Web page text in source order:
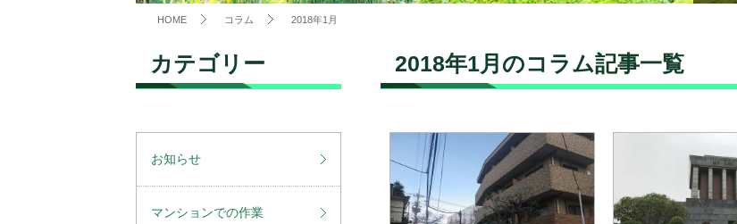
HOME コラム 2018年1月
2018年1月のコラム記事一覧
カテゴリー
お知らせ
マンションでの作業